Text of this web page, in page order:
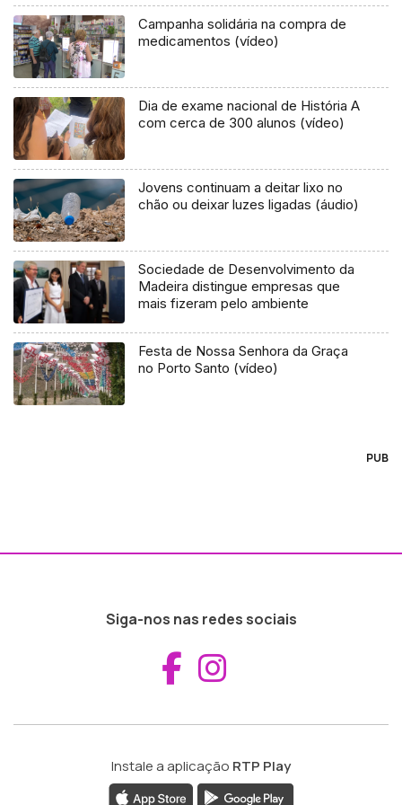
Campanha solidária na compra de
medicamentos (vídeo)
Dia de exame nacional de História A
com cerca de 300 alunos (vídeo)
Jovens continuam a deitar lixo no
chão ou deixar luzes ligadas (áudio)
Sociedade de Desenvolvimento da
Madeira distingue empresas que
mais fizeram pelo ambiente
Festa de Nossa Senhora da Graça
no Porto Santo (vídeo)
PUB
Siga-nos nas redes sociais
Aceder ao
Instale a aplicação RTP Play